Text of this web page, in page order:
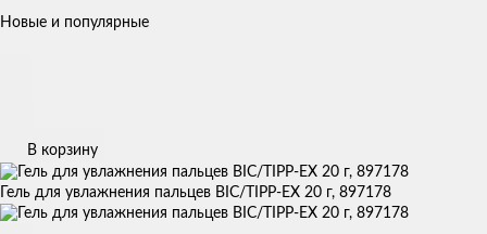
Новые и популярные
В корзину
Гель для увлажнения пальцев BIC/TIPP-EX 20 г, 897178